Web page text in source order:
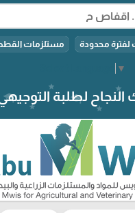
▼
محدودة مستلزمات
النجاح لطلبة